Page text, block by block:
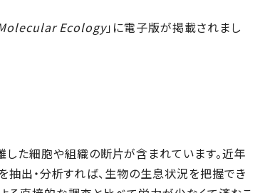
Ecology」に電子版が掲載されまし
た細胞や組織の断片が含まれています。近年
出・分析すれば、生物の生息状況を把握でき